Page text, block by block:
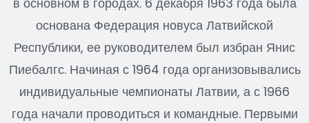
основана Федерация новуса Латвийской
Республики, ее руководителем был избран Янис
Пиебалгс. Начиная с 1964 года организовывались
индивидуальные чемпионаты Латвии, а с 1966
года начали проводиться и командные. Первыми